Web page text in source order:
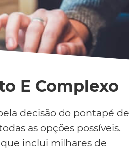
E Complexo
decisão do pontapé de
as opções possíveis.
inclui milhares de